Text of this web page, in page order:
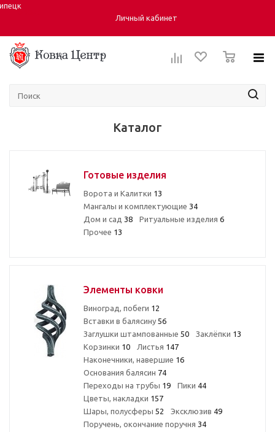
Город:
Личный кабинет
Каталог
Готовые изделия
Ворота и Калитки 13
Мангалы и комплектующие 34
Дом и сад 38 Ритуальные изделия 6
Прочее 13
Элементы ковки
Виноград, побеги 12
Вставки в балясину 56
Заглушки штампованные 50 Заклёпки 13
Корзинки 10 Листья 147
Наконечники, навершие 16
Основания балясин 74
Переходы на трубы 19 Пики 44
Цветы, накладки 157
Шары, полусферы 52 Эксклюзив 49
Поручень, окончание поручня 34